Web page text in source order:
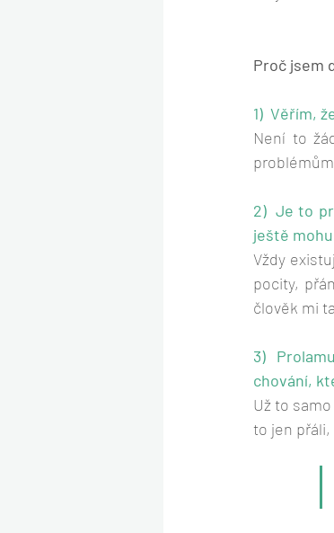
Proč jsem
1)  Věřím,
Není to
2)  Je to
ještě
Vždy
pocity,
člověk mi
3)
chování,
Už to
to jen přáli,